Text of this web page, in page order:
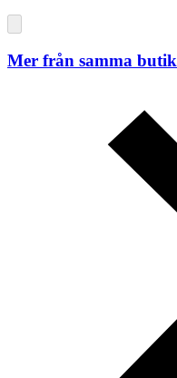
Mer från samma butik